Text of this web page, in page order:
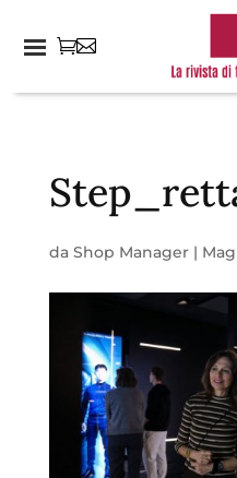
da Shop Manager|